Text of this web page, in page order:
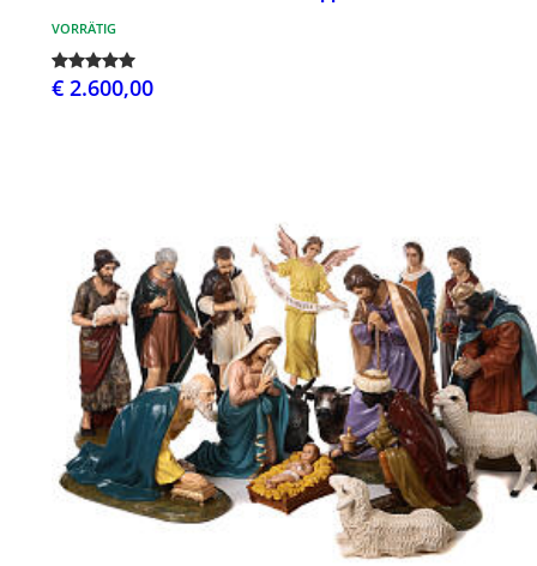
VORRÄTIG
€ 2.600,00